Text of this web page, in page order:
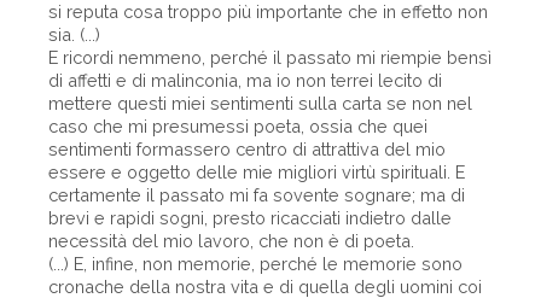
si reputa cosa troppo più importante che in effetto non
sia. (...)
E ricordi nemmeno, perché il passato mi riempie bensì
di affetti e di malinconia, ma io non terrei lecito di
mettere questi miei sentimenti sulla carta se non nel
caso che mi presumessi poeta, ossia che quei
sentimenti formassero centro di attrattiva del mio
essere e oggetto delle mie migliori virtù spirituali. E
certamente il passato mi fa sovente sognare; ma di
brevi e rapidi sogni, presto ricacciati indietro dalle
necessità del mio lavoro, che non è di poeta.
(...) E, infine, non memorie, perché le memorie sono
cronache della nostra vita e di quella degli uomini coi